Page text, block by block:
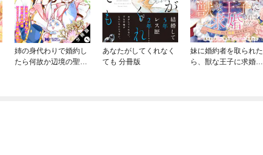
姉の身代わりで婚約し
たら何故か辺境の聖女
あなたがしてくれなく
ても 分冊版
妹に婚約者を取られた
ら、獣な王子に求婚さ